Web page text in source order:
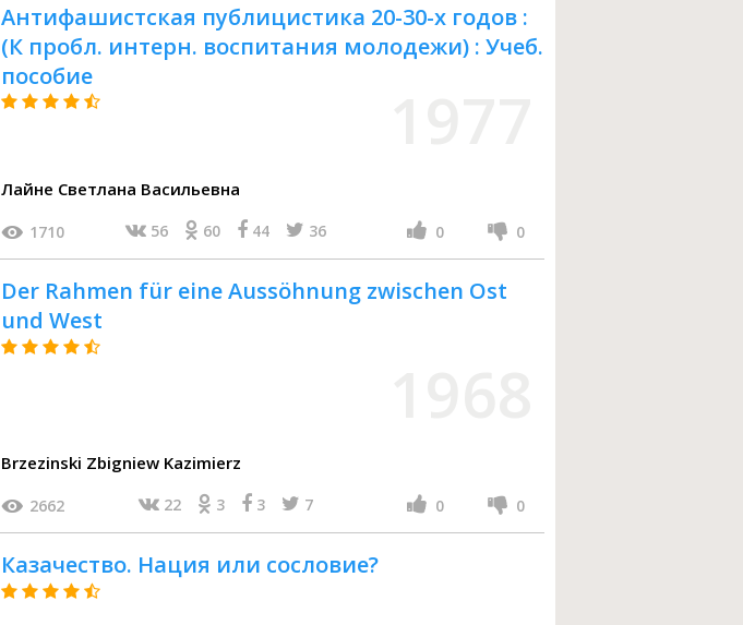
Антифашистская публицистика 20-30-х годов :
(К пробл. интерн. воспитания молодежи) : Учеб.
пособие
Лайне Светлана Васильевна
1710 56 60 44 36 0 0
Der Rahmen für eine Aussöhnung zwischen Ost
und West
Brzezinski Zbigniew Kazimierz
2662 22 3 3 7 0 0
Казачество. Нация или сословие?